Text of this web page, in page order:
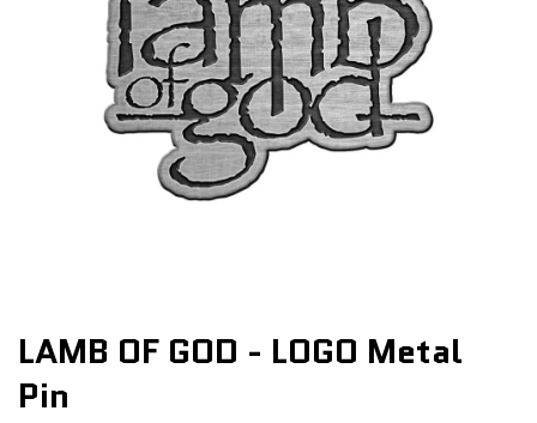
LAMB OF GOD - LOGO Metal
Pin